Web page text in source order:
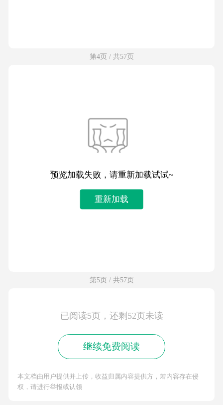
第4页 / 共57页
预览加载失败，请重新加载试试~
重新加载
第5页 / 共57页
已阅读5页，还剩52页未读
继续免费阅读
本文档由用户提供并上传，收益归属内容提供方，若内容存在侵
权，请进行举报或认领